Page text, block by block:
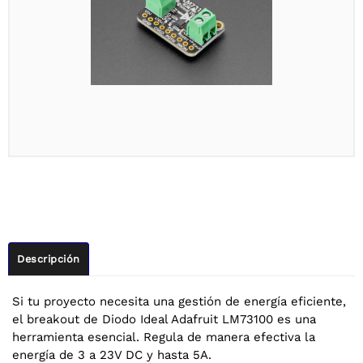
Descripción
Si tu proyecto necesita una gestión de energía eficiente,
el breakout de Diodo Ideal Adafruit LM73100 es una
herramienta esencial. Regula de manera efectiva la
energía de 3 a 23V DC y hasta 5A.